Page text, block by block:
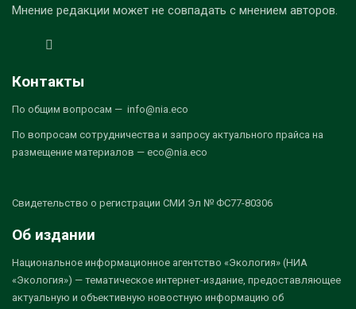
Мнение редакции может не совпадать с мнением авторов.
Контакты
По общим вопросам — info@nia.eco
По вопросам сотрудничества и запросу актуального прайса на
размещение материалов — eco@nia.eco
Свидетельство о регистрации СМИ Эл № ФС77-80306
Об издании
Национальное информационное агентство «Экология» (НИА
«Экология») — тематическое интернет-издание, предоставляющее
актуальную и объективную новостную информацию об